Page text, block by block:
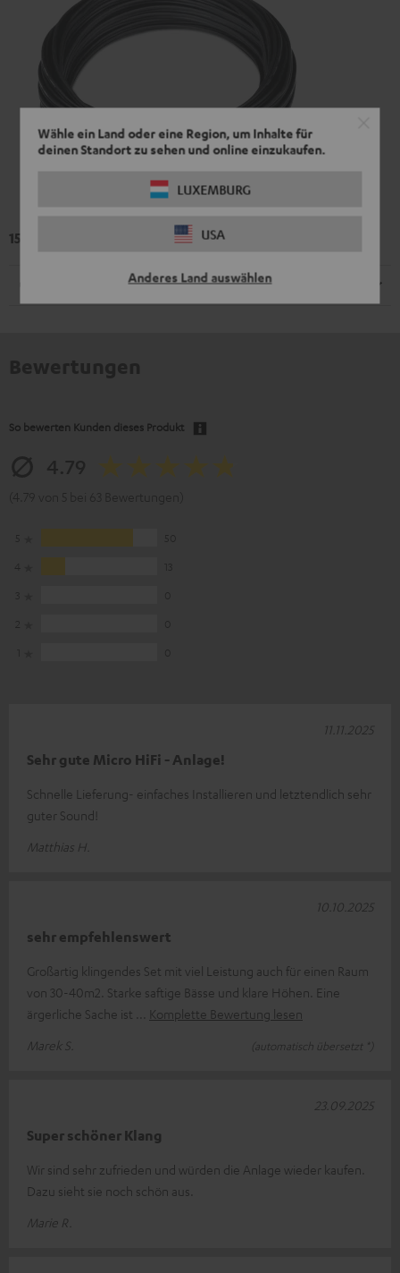
Wähle ein Land oder eine Region, um Inhalte für
deinen Standort zu sehen und online einzukaufen.
LUXEMBURG
USA
Anderes Land auswählen
15 m Lautsprecherkabel C1015S
So bewerten Kunden dieses Produkt
Sehr gute Micro HiFi - Anlage!
Schnelle Lieferung- einfaches Installieren und letztendlich sehr
guter Sound!
Matthias H.
11.11.2025
sehr empfehlenswert
Großartig klingendes Set mit viel Leistung auch für einen Raum
von 30-40m2. Starke saftige Bässe und klare Höhen. Eine
ärgerliche Sache ist
Komplette Bewertung lesen
Marek S.
(automatisch übersetzt *)
10.10.2025
Super schöner Klang
Wir sind sehr zufrieden und würden die Anlage wieder kaufen.
Dazu sieht sie noch schön aus.
Marie R.
23.09.2025